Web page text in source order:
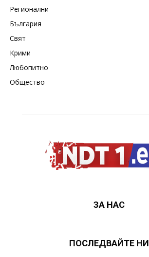
Регионални
България
Свят
Крими
Любопитно
Общество
ЗА НАС
ПОСЛЕДВАЙТЕ НИ